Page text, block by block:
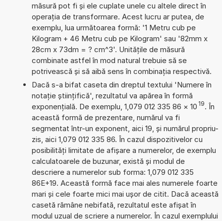
măsură pot fi și ele cuplate unele cu altele direct în
operația de transformare. Acest lucru ar putea, de
exemplu, lua următoarea formă: '1 Metru cub pe
Kilogram + 46 Metru cub pe Kilogram' sau '82mm x
28cm x 73dm = ? cm^3'. Unitățile de măsură
combinate astfel în mod natural trebuie să se
potrivească și să aibă sens în combinația respectivă.
Dacă s-a bifat caseta din dreptul textului 'Numere în
notație științifică', rezultatul va apărea în formă
exponențială. De exemplu, 1,079 012 335 86 × 10 19. În
această formă de prezentare, numărul va fi
segmentat într-un exponent, aici 19, și numărul propriu-
zis, aici 1,079 012 335 86. În cazul dispozitivelor cu
posibilități limitate de afișare a numerelor, de exemplu
calculatoarele de buzunar, există și modul de
descriere a numerelor sub forma: 1,079 012 335
86E+19. Această formă face mai ales numerele foarte
mari și cele foarte mici mai ușor de citit. Dacă această
casetă rămâne nebifată, rezultatul este afișat în
modul uzual de scriere a numerelor. În cazul exemplului